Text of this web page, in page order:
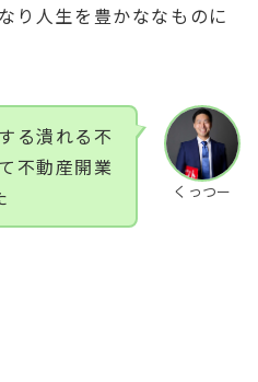
り人生を豊かななものに
くっつー
る潰れる不
不動産開業